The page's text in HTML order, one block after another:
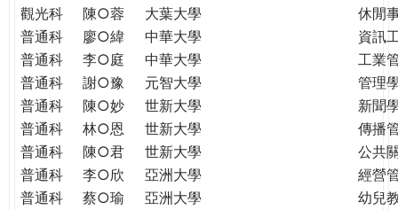
觀光科
陳○蓉 大葉大學
休閒
普通科
廖○緯 中華大學
資訊
普通科
李○庭 中華大學
工業
普通科
謝○豫 元智大學
管理
普通科
陳○妙 世新大學
新聞
普通科
林○恩 世新大學
傳播
普通科
陳○君 世新大學
公共
普通科
李○欣 亞洲大學
經營
普通科
蔡○瑜 亞洲大學
幼兒